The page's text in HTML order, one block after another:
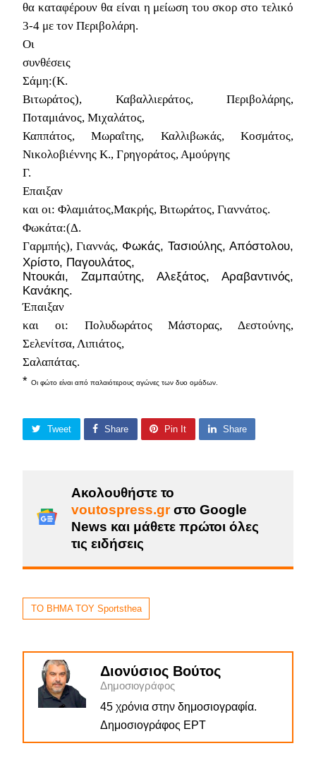
θα καταφέρουν θα είναι η μείωση του σκορ στο τελικό
3-4 με τον Περιβολάρη.
Οι
συνθέσεις
Σάμη:(Κ.
Βιτωράτος), Καβαλλιεράτος, Περιβολάρης,
Ποταμιάνος, Μιχαλάτος,
Καππάτος, Μωραΐτης, Καλλιβωκάς, Κοσμάτος,
Νικολοβιέννης Κ., Γρηγοράτος, Αμούργης
Γ.
Επαιξαν
και οι: Φλαμιάτος,Μακρής, Βιτωράτος, Γιαννάτος.
Φωκάτα:(Δ.
Γαρμπής), Γιαννάς, Φωκάς, Τασιούλης, Απόστολου,
Χρίστο, Παγουλάτος,
Ντουκάι, Ζαμπαύτης, Αλεξάτος, Αραβαντινός,
Κανάκης.
Έπαιξαν
και οι: Πολυδωράτος Μάστορας, Δεστούνης,
Σελενίτσα, Λιπιάτος,
Σαλαπάτας.
*Οι φώτο είναι από παλαιότερους αγώνες των δυο ομάδων.
Tweet Share Pin It Share
Ακολουθήστε το
voutospress.grστο Google
News και μάθετε πρώτοι όλες
τις ειδήσεις
ΤΟ ΒΗΜΑ ΤΟΥ Sportsthea
Διονύσιος Βούτος
Δημοσιογράφος
45 χρόνια στην δημοσιογραφία.
Δημοσιογράφος ΕΡΤ